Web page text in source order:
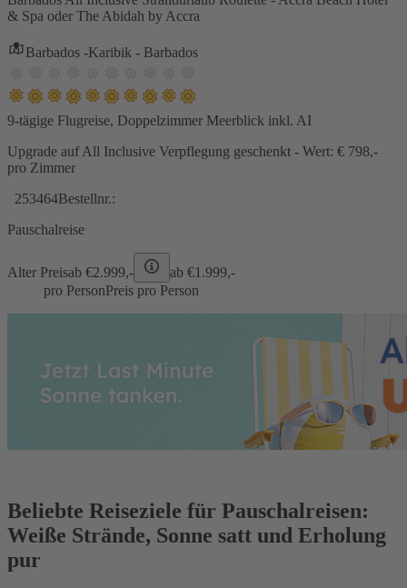
& Spa oder The Abidah by Accra
Barbados -Karibik - Barbados
9-tägige Flugreise, Doppelzimmer Meerblick inkl. AI
Upgrade auf All Inclusive Verpflegung geschenkt - Wert: € 798,-
pro Zimmer
253464Bestellnr.:
Pauschalreise
Alter Preisab €2.999,- ab €1.999,-
pro PersonPreis pro Person
Beliebte Reiseziele für Pauschalreisen:
Weiße Strände, Sonne satt und Erholung
pur